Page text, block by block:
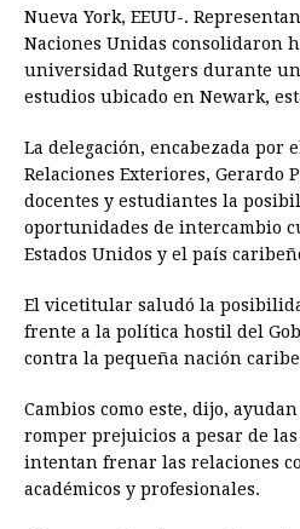
Nueva York, EEUU-.
Naciones Unidas consolidaron
universidad Rutgers durante
estudios ubicado en Newark,
La delegación, encabezada por
Relaciones Exteriores, Gerardo
docentes y estudiantes la
oportunidades de intercambio
Estados Unidos y el país
El vicetitular saludó la
frente a la política hostil del
contra la pequeña nación
Cambios como este, dijo,
romper prejuicios a pesar de
intentan frenar las relaciones
académicos y profesionales.